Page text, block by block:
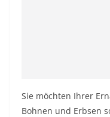
Sie möchten Ihrer
Bohnen und Erbsen